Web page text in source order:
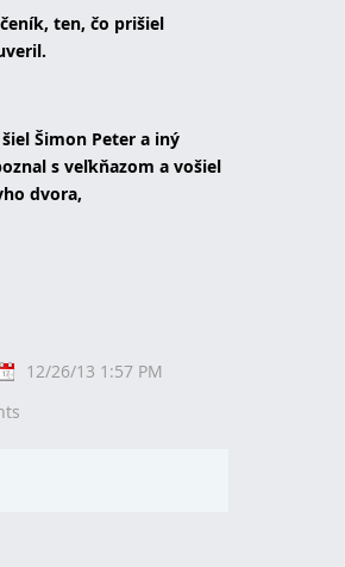
ten, čo prišiel
šiel Šimon Peter a iný
s veľkňazom a vošiel
dvora,
12/26/13 1:57 PM